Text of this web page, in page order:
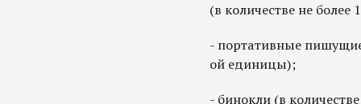
(в количестве не
- портативные
ой единицы);
- бинокли (в